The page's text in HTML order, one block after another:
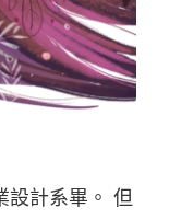
設計系畢。 但